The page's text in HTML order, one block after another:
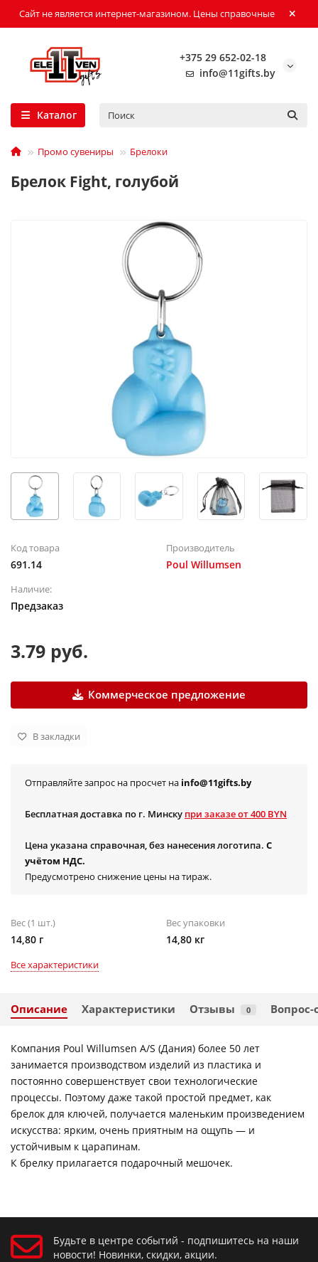
Сайт не является интернет-магазином. Цены справочные
+375 29 652-02-18
info@11gifts.by
Каталог
Промо сувениры Брелоки
Брелок Fight, голубой
Код товара
691.14
Производитель
Poul Willumsen
Наличие:
Предзаказ
3.79 руб.
Коммерческое предложение
В закладки
Отправляйте запрос на просчет на info@11gifts.by
Бесплатная доставка по г. Минску при заказе от 400 BYN
Цена указана справочная, без нанесения логотипа. С
учётом НДС.
Предусмотрено снижение цены на тираж.
Вес (1 шт.)
14,80 г
Вес упаковки
14,80 кг
Все характеристики
Описание Характеристики Отзывы 0 Вопрос-
Компания Poul Willumsen A/S (Дания) более 50 лет
занимается производством изделий из пластика и
постоянно совершенствует свои технологические
процессы. Поэтому даже такой простой предмет, как
брелок для ключей, получается маленьким произведением
искусства: ярким, очень приятным на ощупь — и
устойчивым к царапинам.
К брелку прилагается подарочный мешочек.
Будьте в центре событий - подпишитесь на наши
новости! Новинки, скидки, акции.